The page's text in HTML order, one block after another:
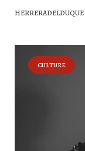
HERRERADELDUQUE
CULTURE